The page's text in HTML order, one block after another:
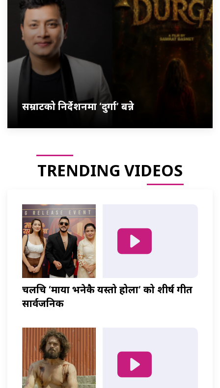
सम्राटको निर्देशनमा ‘दुर्गा’ बन्ने
TRENDING VIDEOS
चलचित्र ‘माया भनेकै यस्तो होला’ को शीर्ष गीत
सार्वजनिक